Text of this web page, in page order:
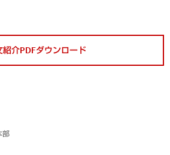
紹介PDFダウンロード
部